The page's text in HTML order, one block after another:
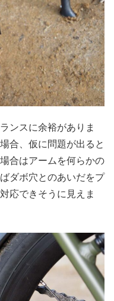
ンスに余裕がありま
合、仮に問題が出ると
合はアームを何らかの
ダボ穴とのあいだをプ
応できそうに見えま